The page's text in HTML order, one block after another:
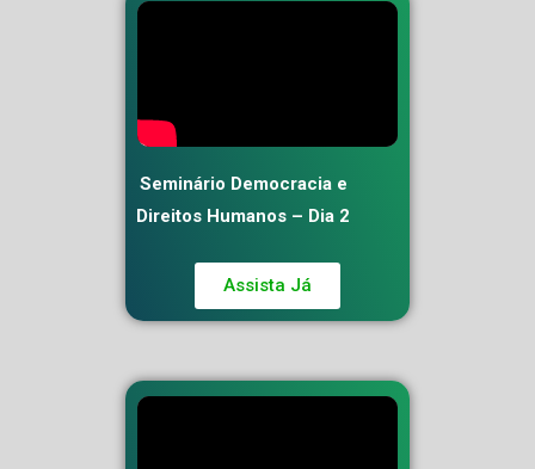
Seminário Democracia e
Direitos Humanos – Dia 2
Assista Já